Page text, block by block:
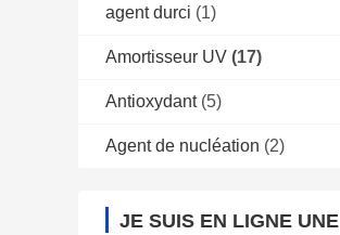
agent durci (1)
Amortisseur UV (17)
Antioxydant (5)
Agent de nucléation (2)
JE SUIS EN LIGNE UNE